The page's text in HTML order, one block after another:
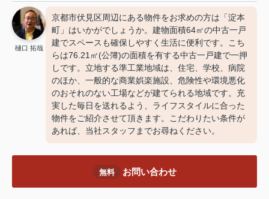
樋口 拓哉
京都市伏見区周辺にある物件をお求めの方は「淀本
町」はいかがでしょうか。建物面積64㎡の中古一戸
建でスペースも確保しやすく生活に便利です。こち
らは76.21㎡(公簿)の面積を有する中古一戸建で一押
しです。立地する準工業地域は、住宅、学校、病院
のほか、一般的な商業娯楽施設、危険性や環境悪化
のおそれのない工場などが建てられる地域です。充
実した毎日を送れるよう、ライフスタイルに合った
物件をご紹介させて頂きます。こだわりたい条件が
あれば、当社スタッフまでお尋ねください。
無料 お問い合わせ